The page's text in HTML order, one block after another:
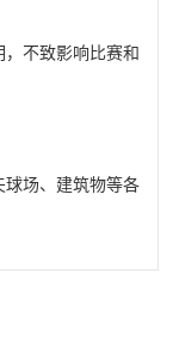
不致影响比赛和
场、建筑物等各